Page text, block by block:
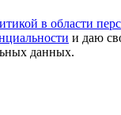
в области
и даю
данных.